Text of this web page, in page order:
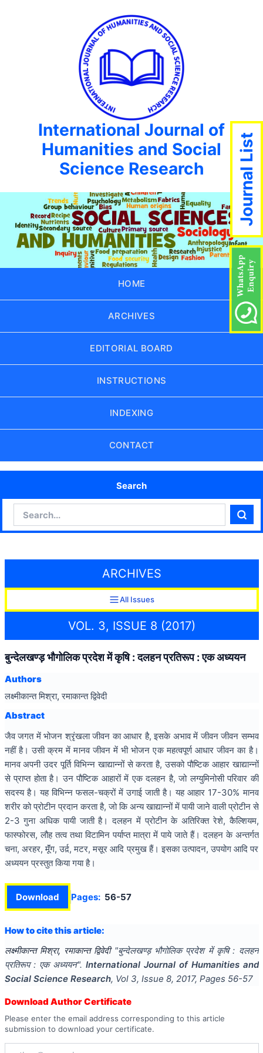
International Journal of
Humanities and Social
Science Research
HOME
ARCHIVES
EDITORIAL BOARD
INSTRUCTIONS
INDEXING
CONTACT
Search
ARCHIVES
All Issues
VOL. 3, ISSUE 8 (2017)
बुन्देलखण्ड़ भौगोलिक प्रदेश में कृषि : दलहन प्रतिरूप : एक अध्ययन
Authors
लक्ष्मीकान्त मिश्रा, रमाकान्त द्विवेदी
Abstract
जैव जगत में भोजन श्रृंखला जीवन का आधार है, इसके अभाव में जीवन जीवन सम्भव
नहीं है। उसी क्रम में मानव जीवन में भी भोजन एक महत्वपूर्ण आधार जीवन का है।
मानव अपनी उदर पूर्ति विभिन्न खाद्यान्नों से करता है, उसको पौष्टिक आहार खाद्यान्नों
से प्राप्त होता है। उन पौष्टिक आहारों में एक दलहन है, जो लग्युमिनोसी परिवार की
सदस्य है। यह विभिन्न फसल-चक्रों में उगाई जाती है। यह आहार 17-30% मानव
शरीर को प्रोटीन प्रदान करता है, जो कि अन्य खाद्यान्नों में पायी जाने वाली प्रोटीन से
2-3 गुना अधिक पायी जाती है। दलहन में प्रोटीन के अतिरिक्त रेशे, कैल्शियम,
फास्फोरस, लौह तत्व तथा विटामिन पर्याप्त मात्रा में पाये जाते हैं। दलहन के अन्तर्गत
चना, अरहर, मूॅंग, उर्द़, मटर, मसूर आदि प्रमुख हैं। इसका उत्पादन, उपयोग आदि पर
अध्ययन प्रस्तुत किया गया है।
Download Pages: 56-57
How to cite this article:
लक्ष्मीकान्त मिश्रा, रमाकान्त द्विवेदी "बुन्देलखण्ड़ भौगोलिक प्रदेश में कृषि : दलहन
प्रतिरूप : एक अध्ययन". International Journal of Humanities and
Social Science Research, Vol 3, Issue 8, 2017, Pages 56-57
Download Author Certificate
Please enter the email address corresponding to this article
submission to download your certificate.
Journal List